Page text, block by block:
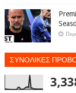
ΣΥΝΟΛΙΚΕΣ